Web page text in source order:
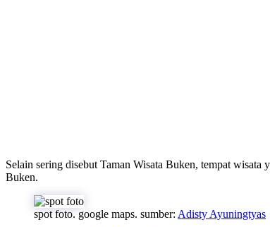
Selain sering disebut Taman Wisata Buken, tempat
Buken.
spot foto. google maps. sumber: Adisty Ayuningtyas